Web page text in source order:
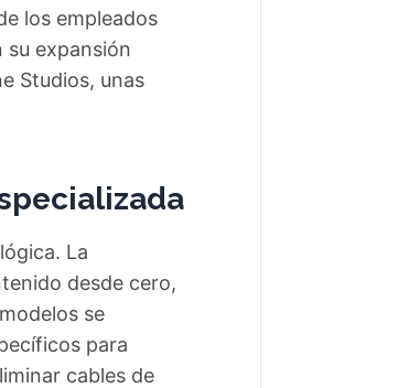
los empleados
expansión
Studios, unas
La
desde cero,
se
para
cables de